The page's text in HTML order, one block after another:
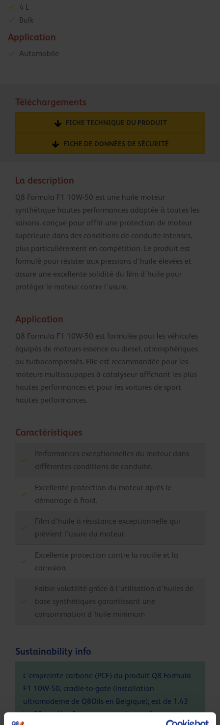
4 L
Bulk
Application
Automobile
Téléchargements
FICHE TECHNIQUE DU PRODUIT
FICHE DE DONNÉES DE SÉCURITÉ
La description
Q8 Formula F1 10W-50 est une huile moteur
synthétique hautes performances adaptée à toutes les
saisons, conçue pour offrir une protection de moteur
supérieure dans des conditions de conduite intenses,
plus particulièrement en compétition. Le produit est
formulé pour résister aux pressions d’huile élevées et
assure une excellente solidité du film d’huile pour
protéger le moteur contre l’usure.
Application
Q8 Formula F1 10W-50 est formulée pour les véhicules
équipés de moteurs essence ou diesel, atmosphériques
ou turbocompressés. Elle est recommandée pour les
moteurs multisoupapes à catalyseur affichant les plus
hautes performances et pour les voitures de sport
hautes performances.
Caractéristiques
Performances exceptionnelles du moteur dans
différentes conditions de conduite.
Excellente protection du moteur après le
démarrage à froid.
Film d’huile à résistance exceptionnelle qui
prévient l’usure du moteur.
Excellente protection contre la rouille et la
corrosion.
Faible volatilité grâce à l’utilisation d’huiles de
base synthétiques garantissant une
consommation d’huile minimum
Sustainability info
L'empreinte carbone (PCF) du produit Q8 Formula
F1 10W-50, cradle-to-gate (installation
ultramoderne de Q8Oils en Belgique), est de 1.43
kg CO eq / kg. Pour en savoir plus sur l'impact